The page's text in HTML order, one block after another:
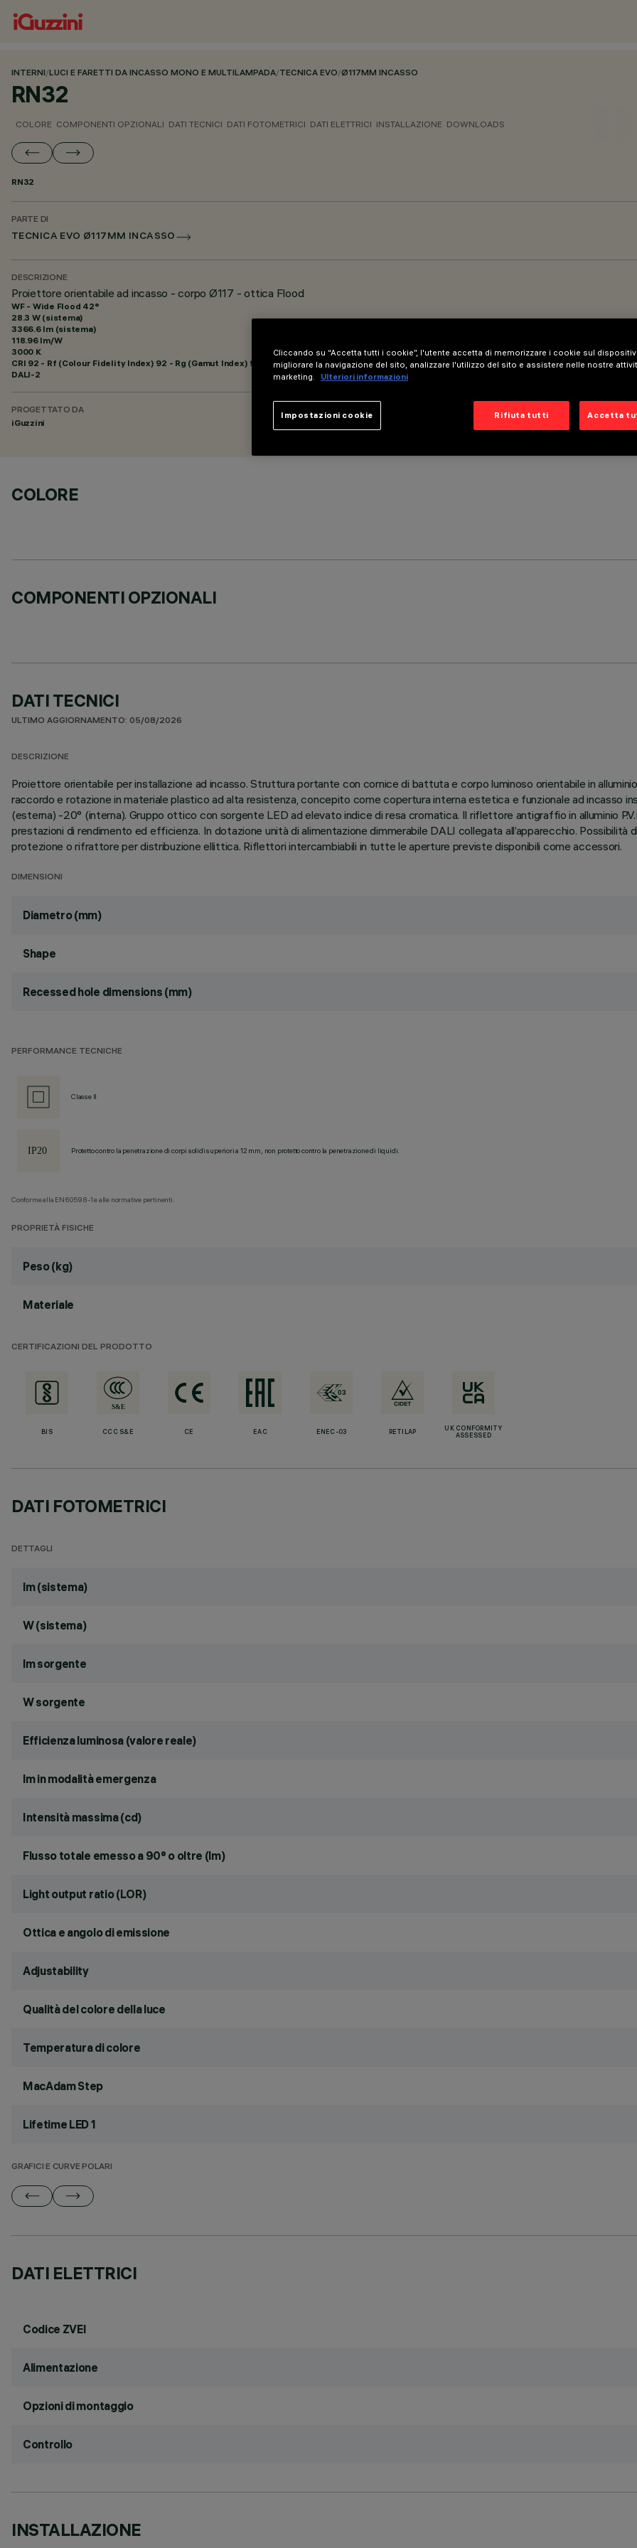
INTERNI/LUCI E FARETTI DA INCASSO MONO E MULTILAMPADA/TECNICA EVO/Ø117MM INCASSO
RN32
COLORE COMPONENTI OPZIONALI DATI TECNICI DATI FOTOMETRICI DATI ELETTRICI INSTALLAZIONE DOWNLOADS
RN32
PARTE DI
TECNICA EVO Ø117MM INCASSO
DESCRIZIONE
Proiettore orientabile ad incasso - corpo Ø117 - ottica Flood
WF - Wide Flood 42°
28.3 W (sistema)
3366.6 lm (sistema)
118.96 lm/W
3000 K
CRI 92 - Rf (Colour Fidelity Index) 92 - Rg (Gamut Index) 99
DALI-2
PROGETTATO DA
iGuzzini
COLORE
COMPONENTI OPZIONALI
DATI TECNICI
ULTIMO AGGIORNAMENTO: 05/08/2026
DESCRIZIONE
Proiettore orientabile per installazione ad incasso. Struttura portante con cornice di battuta e corpo luminoso orientabile in
raccordo e rotazione in materiale plastico ad alta resistenza, concepito come copertura interna estetica e funzionale ad incasso
(esterna) -20° (interna). Gruppo ottico con sorgente LED ad elevato indice di resa cromatica. Il riflettore antigraffio in alluminio
prestazioni di rendimento ed efficienza. In dotazione unità di alimentazione dimmerabile DALI collegata all’apparecchio.
protezione o rifrattore per distribuzione ellittica. Riflettori intercambiabili in tutte le aperture previste disponibili come accessori.
DIMENSIONI
Diametro (mm)
Shape
Recessed hole dimensions (mm)
PERFORMANCE TECNICHE
Classe II
Protetto contro la penetrazione di corpi solidi superiori a 12 mm, non protetto contro la penetrazione di liquidi.
Conforme alla EN60598-1 e alle normative pertinenti.
PROPRIETÀ FISICHE
Peso (kg)
Materiale
CERTIFICAZIONI DEL PRODOTTO
BIS CCC S&E CE EAC ENEC-03 RETILAP
UK CONFORMITY
ASSESSED
DATI FOTOMETRICI
DETTAGLI
lm (sistema)
W (sistema)
lm sorgente
W sorgente
Efficienza luminosa (valore reale)
lm in modalità emergenza
Intensità massima (cd)
Flusso totale emesso a 90° o oltre (lm)
Light output ratio (LOR)
Ottica e angolo di emissione
Adjustability
Qualità del colore della luce
Temperatura di colore
MacAdam Step
Lifetime LED 1
GRAFICI E CURVE POLARI
DATI ELETTRICI
Codice ZVEI
Alimentazione
Opzioni di montaggio
Controllo
INSTALLAZIONE
Cliccando su “Accetta tutti i cookie”, l'utente accetta di memorizzare i cookie sul
migliorare la navigazione del sito, analizzare l'utilizzo del sito e assistere nelle nostre
marketing.
Ulteriori informazioni
Rifiuta tutti Accetta
Impostazioni cookie